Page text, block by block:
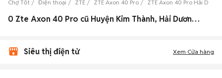
Chợ Tốt Điện thoại ZTE ZTE Axon 40 Pro ZTE Axon 40 Pro Hải Dương
0 Zte Axon 40 Pro cũ Huyện Kim Thành, Hải Dương đẹp
Siêu thị điện tử Xem Cửa hàng